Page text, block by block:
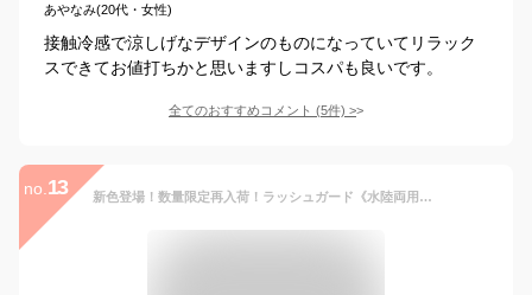
あやなみ(20代・女性)
接触冷感で涼しげなデザインのものになっていてリラック
スできてお値打ちかと思いますしコスパも良いです。
全てのおすすめコメント (5件) >
no. 13 新色登場！数量限定再入荷！ラッシュガード《水陸両用フリルラッシュガード》上下セット おしゃれ UVカット UPF50+ 接触冷感 冷感 日焼け防止 水着 レディース 長袖 トップス フード付き パンツ 速乾 ママ 水着 カバー【tu-hacci】